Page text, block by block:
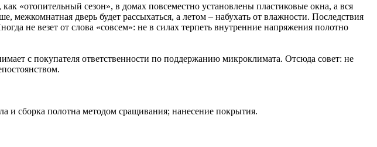
«отопительный сезон», в домах повсеместно установлены пластиковые окна, а вся
межкомнатная дверь будет рассыхаться, а летом – набухать от влажности. Последствия
не везет от слова «совсем»: не в силах терпеть внутренние напряжения полотно
с покупателя ответственности по поддержанию микроклимата. Отсюда совет: не
и сборка полотна методом сращивания; нанесение покрытия.